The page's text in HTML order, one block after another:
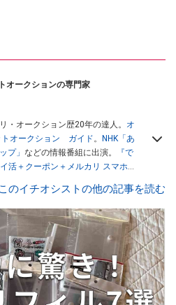
オークションの専門家
・オークション歴20年の達人。 オ
トオークション ガイド。
NHK「あ
プ」 などの情報番組に出演。
『で
活＋クーポン＋メルカリ スマホで
稼ぐ！』（翔泳社刊） ほか著書多
まぜ日記」。
ために、突然会社を辞める。翌月
がら、しかも空いた時間でできる
、取引の仕方がわからずに、まず
者側にまわり、家の中の物を出品
ってからは、仕入れを経験。ネッ
入れるべく、「ネットオークショ
このイチオシストの他の記事を読む